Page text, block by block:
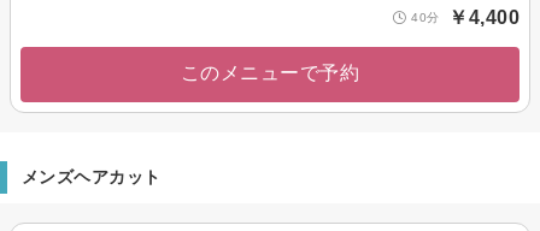
40分 ￥4,400
このメニューで予約
メンズヘアカット